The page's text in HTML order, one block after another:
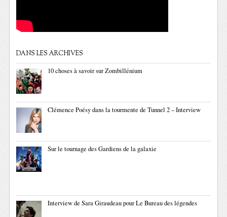
DANS LES ARCHIVES
10 choses à savoir sur Zombillénium
Clémence Poésy dans la tourmente de Tunnel 2 – Interview
Sur le tournage des Gardiens de la galaxie
Interview de Sara Giraudeau pour Le Bureau des légendes